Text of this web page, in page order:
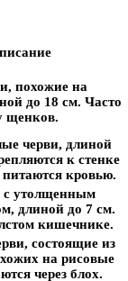
похожие на
до 18 см. Часто
щенков.
черви, длиной
к стенке
кровью.
с утолщенным
длиной до 7 см.
кишечнике.
состоящие из
на рисовые
через блох.